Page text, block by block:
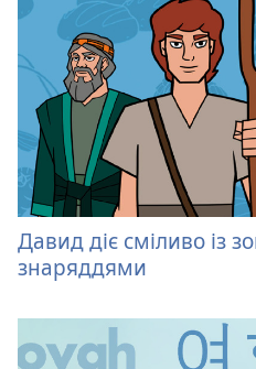
Давид діє сміливо із
знаряддями